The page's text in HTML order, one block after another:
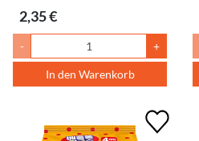
2,35 €
- +
In den Warenkorb